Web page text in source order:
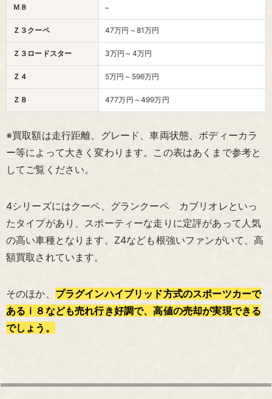
Ｍ８ –
Ｚ３クーペ 47万円～81万円
Ｚ３ロードスター 3万円～4万円
Ｚ４ 5万円～596万円
Ｚ８ 477万円～499万円
※買取額は走行距離、グレード、車両状態、ボディーカラ
ー等によって大きく変わります。この表はあくまで参考と
してご覧ください。
4シリーズにはクーペ、グランクーペ カブリオレといっ
たタイプがあり、スポーティーな走りに定評があって人気
の高い車種となります。Z4なども根強いファンがいて、高
額買取されています。
そのほか、 プラグインハイブリッド方式のスポーツカーで
あるｉ８なども売れ行き好調で、高値の売却が実現できる
でしょう。